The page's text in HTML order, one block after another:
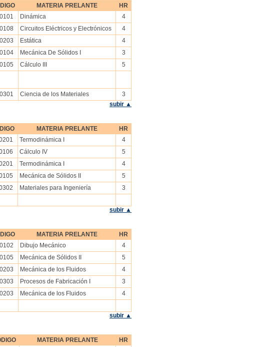
MATERIA PRELANTE HR
Dinámica
4
Circuitos Eléctricos y Electrónicos 4
Estática
4
Mecánica De Sólidos I
3
Cálculo III 5
Ciencia de los Materiales
3
subir ▲
MATERIA PRELANTE
HR
Termodinámica I 4
Cálculo IV
5
Termodinámica I 4
Mecánica de Sólidos II
5
Materiales para Ingeniería
3
subir ▲
MATERIA PRELANTE HR
Dibujo Mecánico
4
Mecánica de Sólidos II
5
Mecánica de los Fluidos
4
Procesos de Fabricación I
3
Mecánica de los Fluidos
4
subir ▲
MATERIA PRELANTE HR